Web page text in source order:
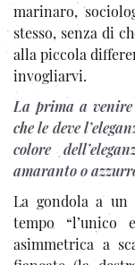
marinaro,
stesso, senza di
alla piccola
invogliarvi.
La prima a venire
che le deve
colore
amaranto o
La gondola a
tempo “l’unico
asimmetrica a